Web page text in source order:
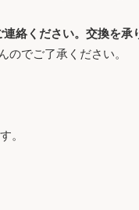
絡ください。交換を承
のでご了承ください。
。